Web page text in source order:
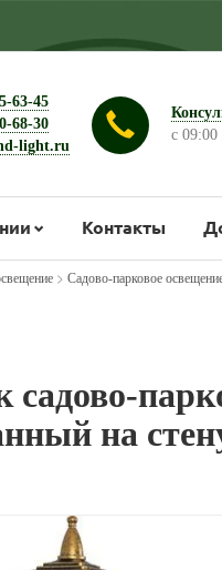
63-45
68-30
light.ru
с
Контакты
> Садово-парковое
садово-
на